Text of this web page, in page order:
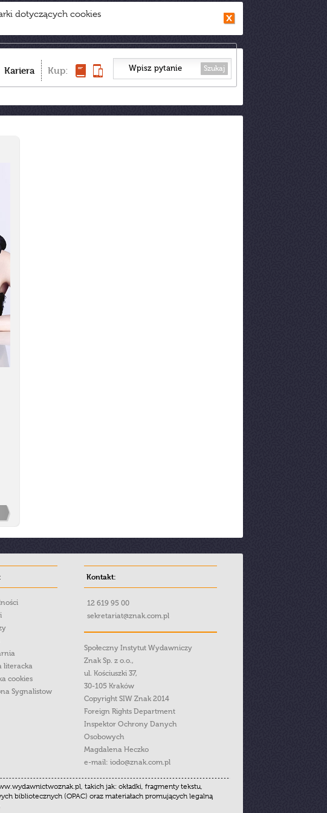
dotyczących cookies
Kariera Kup: Szukaj
literacka
cookies
Sygnalistow
Kontakt:
12 619 95 00
sekretariat@znak.com.pl
Społeczny Instytut Wydawniczy
Znak Sp. z o.o.,
ul. Kościuszki 37,
30-105 Kraków
Copyright SIW Znak 2014
Foreign Rights Department
Inspektor Ochrony Danych
Osobowych
Magdalena Heczko
e-mail: iodo@znak.com.pl
takich jak: okładki, fragmenty tekstu,
bibliotecznych (OPAC) oraz materiałach promujących legalną